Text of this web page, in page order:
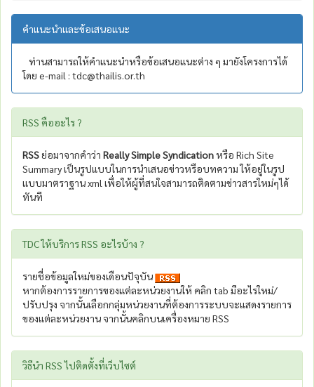
คำแนะนำและข้อเสนอแนะ
ท่านสามารถให้คำแนะนำหรือข้อเสนอแนะต่าง ๆ มายังโครงการได้
โดย e-mail : tdc@thailis.or.th
RSS คืออะไร ?
RSSย่อมาจากคำว่า Really Simple Syndicationหรือ Rich Site
Summary เป็นรูปแบบในการนำเสนอข่าวหรือบทความ ให้อยู่ในรูป
แบบมาตราฐาน xml เพื่อให้ผู้ที่สนใจสามารถติดตามข่าวสารใหม่ๆได้
ทันที
TDC ให้บริการ RSS อะไรบ้าง ?
รายชื่อข้อมูลใหม่ของเดือนปัจุบัน
หากต้องการรายการของแต่ละหน่วยงานให้ คลิก tab มีอะไรใหม่/
ปรับปรุง จากนั้นเลือกกลุ่มหน่วยงานที่ต้องการระบบจะแสดงรายการ
ของแต่ละหน่วยงาน จากนั้นคลิกบนเครื่องหมาย RSS
วิธีนำ RSS ไปติดตั้งที่เว็บไซต์